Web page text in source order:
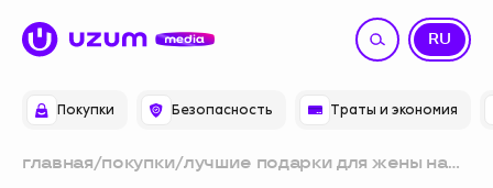
Покупки Безопасность Траты и экономия
RU
UZ
главная/покупки/лучшие подарки для жены на